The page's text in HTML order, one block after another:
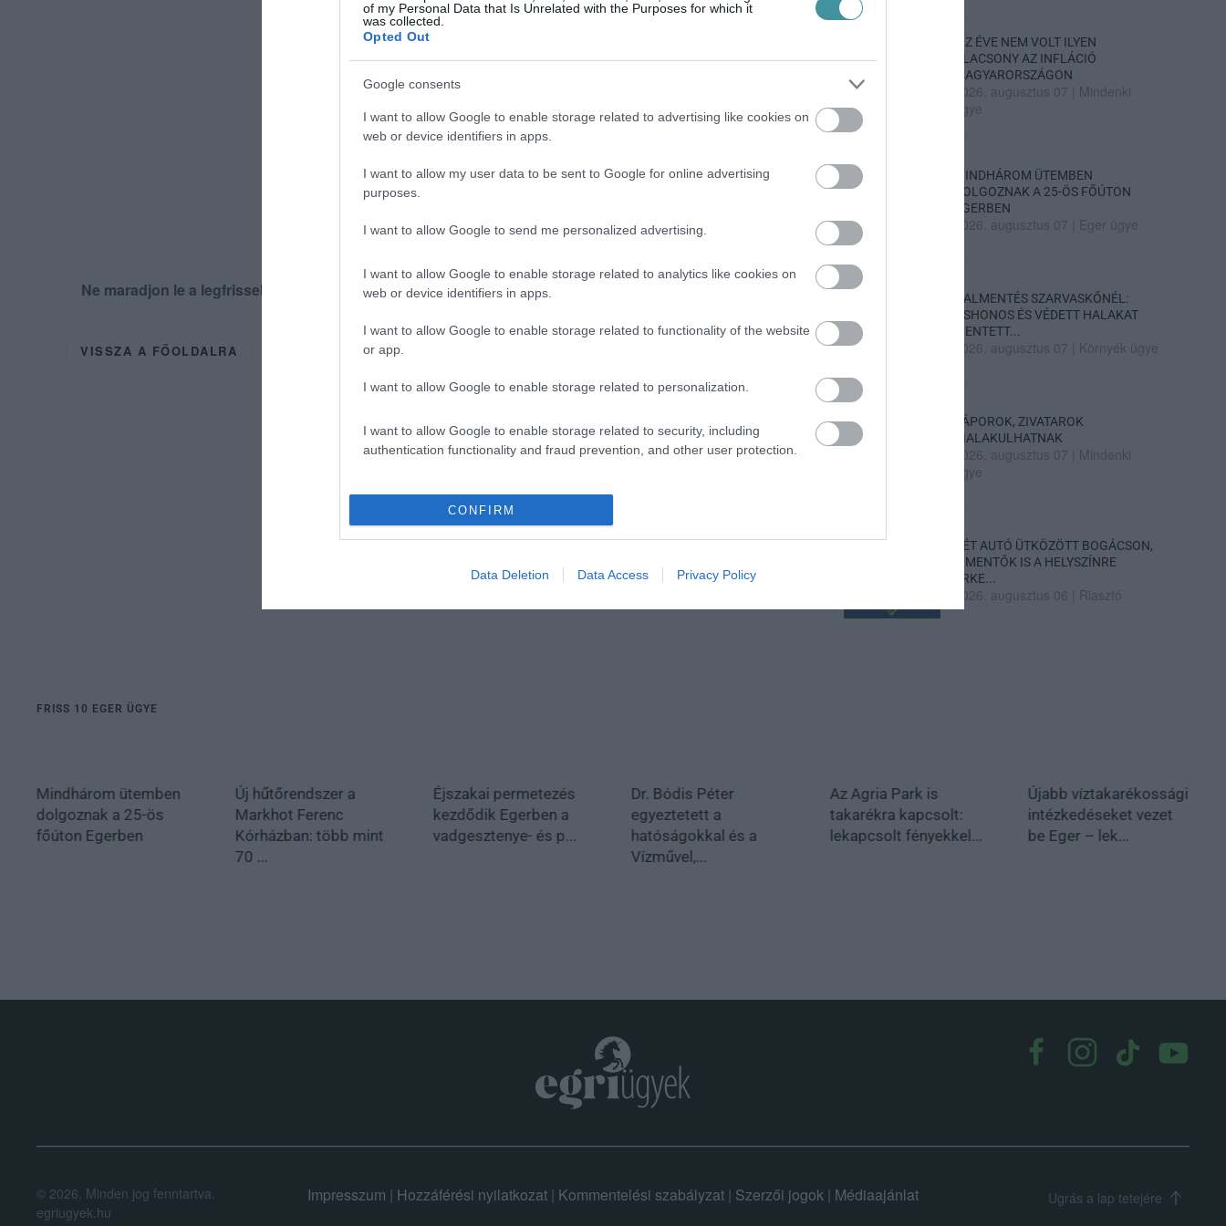
of my Personal Data that Is Unrelated with the Purposes for which it
was collected.
Opted Out
Google consents
I want to allow Google to enable storage related to advertising like cookies on
web or device identifiers in apps.
I want to allow my user data to be sent to Google for online advertising
purposes.
I want to allow Google to send me personalized advertising.
I want to allow Google to enable storage related to analytics like cookies on
web or device identifiers in apps.
I want to allow Google to enable storage related to functionality of the website
or app.
I want to allow Google to enable storage related to personalization.
I want to allow Google to enable storage related to security, including
authentication functionality and fraud prevention, and other user protection.
CONFIRM
Data Deletion Data Access Privacy Policy
Ne maradjon le a legfrissebb hírekről, kövessen bennünket az EGRI ÜGYEK Google Hírek oldalán!
VISSZA A FŐOLDALRA
TÍZ ÉVE NEM VOLT ILYEN
ALACSONY AZ INFLÁCIÓ
MAGYARORSZÁGON
2026. augusztus 07
Mindenki
ügye
MINDHÁROM ÜTEMBEN
DOLGOZNAK A 25-ÖS FŐÚTON
EGERBEN
2026. augusztus 07 Eger ügye
HALMENTÉS SZARVASKŐNÉL:
ŐSHONOS ÉS VÉDETT HALAKAT
MENTETT...
2026. augusztus 07 Környék ügye
ZÁPOROK, ZIVATAROK
KIALAKULHATNAK
2026. augusztus 07
Mindenki
ügye
KÉT AUTÓ ÜTKÖZÖTT BOGÁCSON,
A MENTŐK IS A HELYSZÍNRE
ÉRKE...
2026. augusztus 06 Riasztó
FRISS 10 EGER ÜGYE
Mindhárom ütemben
dolgoznak a 25-ös
főúton Egerben
Új hűtőrendszer a
Markhot Ferenc
Kórházban: több mint
70 ...
Éjszakai permetezés
kezdődik Egerben a
vadgesztenye- és p...
Dr. Bódis Péter
egyeztetett a
hatóságokkal és a
Vízművel,...
Az Agria Park is
takarékra kapcsolt:
lekapcsolt fényekkel...
Újabb víztakarékossági
intézkedéseket vezet
be Eger – lek...
© 2026. Minden jog fenntartva.
egriugyek.hu
Impresszum | Hozzáférési nyilatkozat| Kommentelési szabályzat| Szerzői jogok| Médiaajánlat Ugrás a lap tetejére